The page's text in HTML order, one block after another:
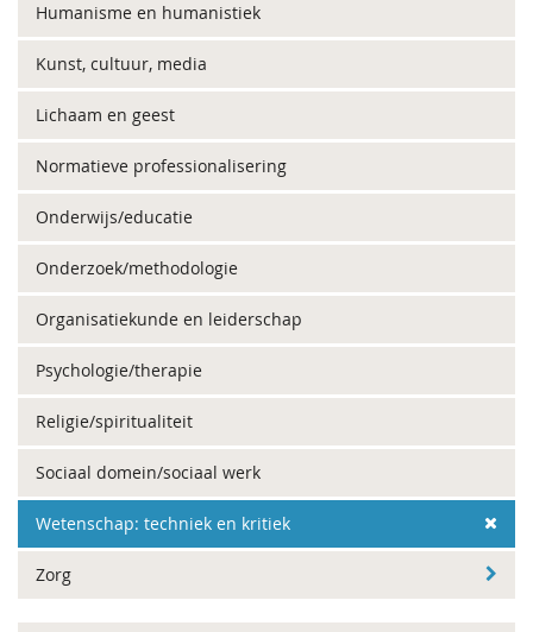
Humanisme en humanistiek
Kunst, cultuur, media
Lichaam en geest
Normatieve professionalisering
Onderwijs/educatie
Onderzoek/methodologie
Organisatiekunde en leiderschap
Psychologie/therapie
Religie/spiritualiteit
Sociaal domein/sociaal werk
Wetenschap: techniek en kritiek
Zorg